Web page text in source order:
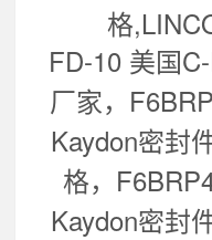
格
FD-10 美国
厂家，
Kaydon密封
格，
Kaydon密封